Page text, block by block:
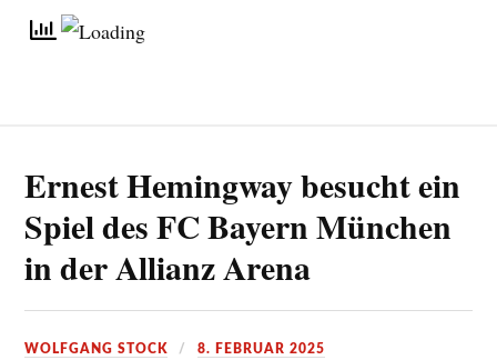
Ernest Hemingway besucht ein
Spiel des FC Bayern München
in der Allianz Arena
WOLFGANG STOCK 8. FEBRUAR 2025